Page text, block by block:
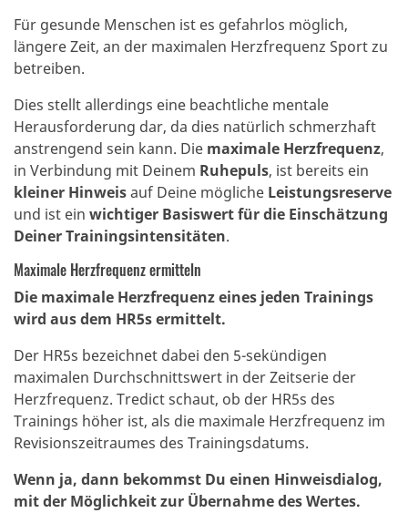
Für gesunde Menschen ist es gefahrlos möglich,
längere Zeit, an der maximalen Herzfrequenz Sport zu
betreiben.
Dies stellt allerdings eine beachtliche mentale
Herausforderung dar, da dies natürlich schmerzhaft
anstrengend sein kann. Die maximale Herzfrequenz,
in Verbindung mit Deinem Ruhepuls, ist bereits ein
kleiner Hinweisauf Deine mögliche Leistungsreserve
und ist ein wichtiger Basiswert für die Einschätzung
Deiner Trainingsintensitäten.
Maximale Herzfrequenz ermitteln
Die maximale Herzfrequenz eines jeden Trainings
wird aus dem HR5s ermittelt.
Der HR5s bezeichnet dabei den 5-sekündigen
maximalen Durchschnittswert in der Zeitserie der
Herzfrequenz. Tredict schaut, ob der HR5s des
Trainings höher ist, als die maximale Herzfrequenz im
Revisionszeitraumes des Trainingsdatums.
Wenn ja, dann bekommst Du einen Hinweisdialog,
mit der Möglichkeit zur Übernahme des Wertes.